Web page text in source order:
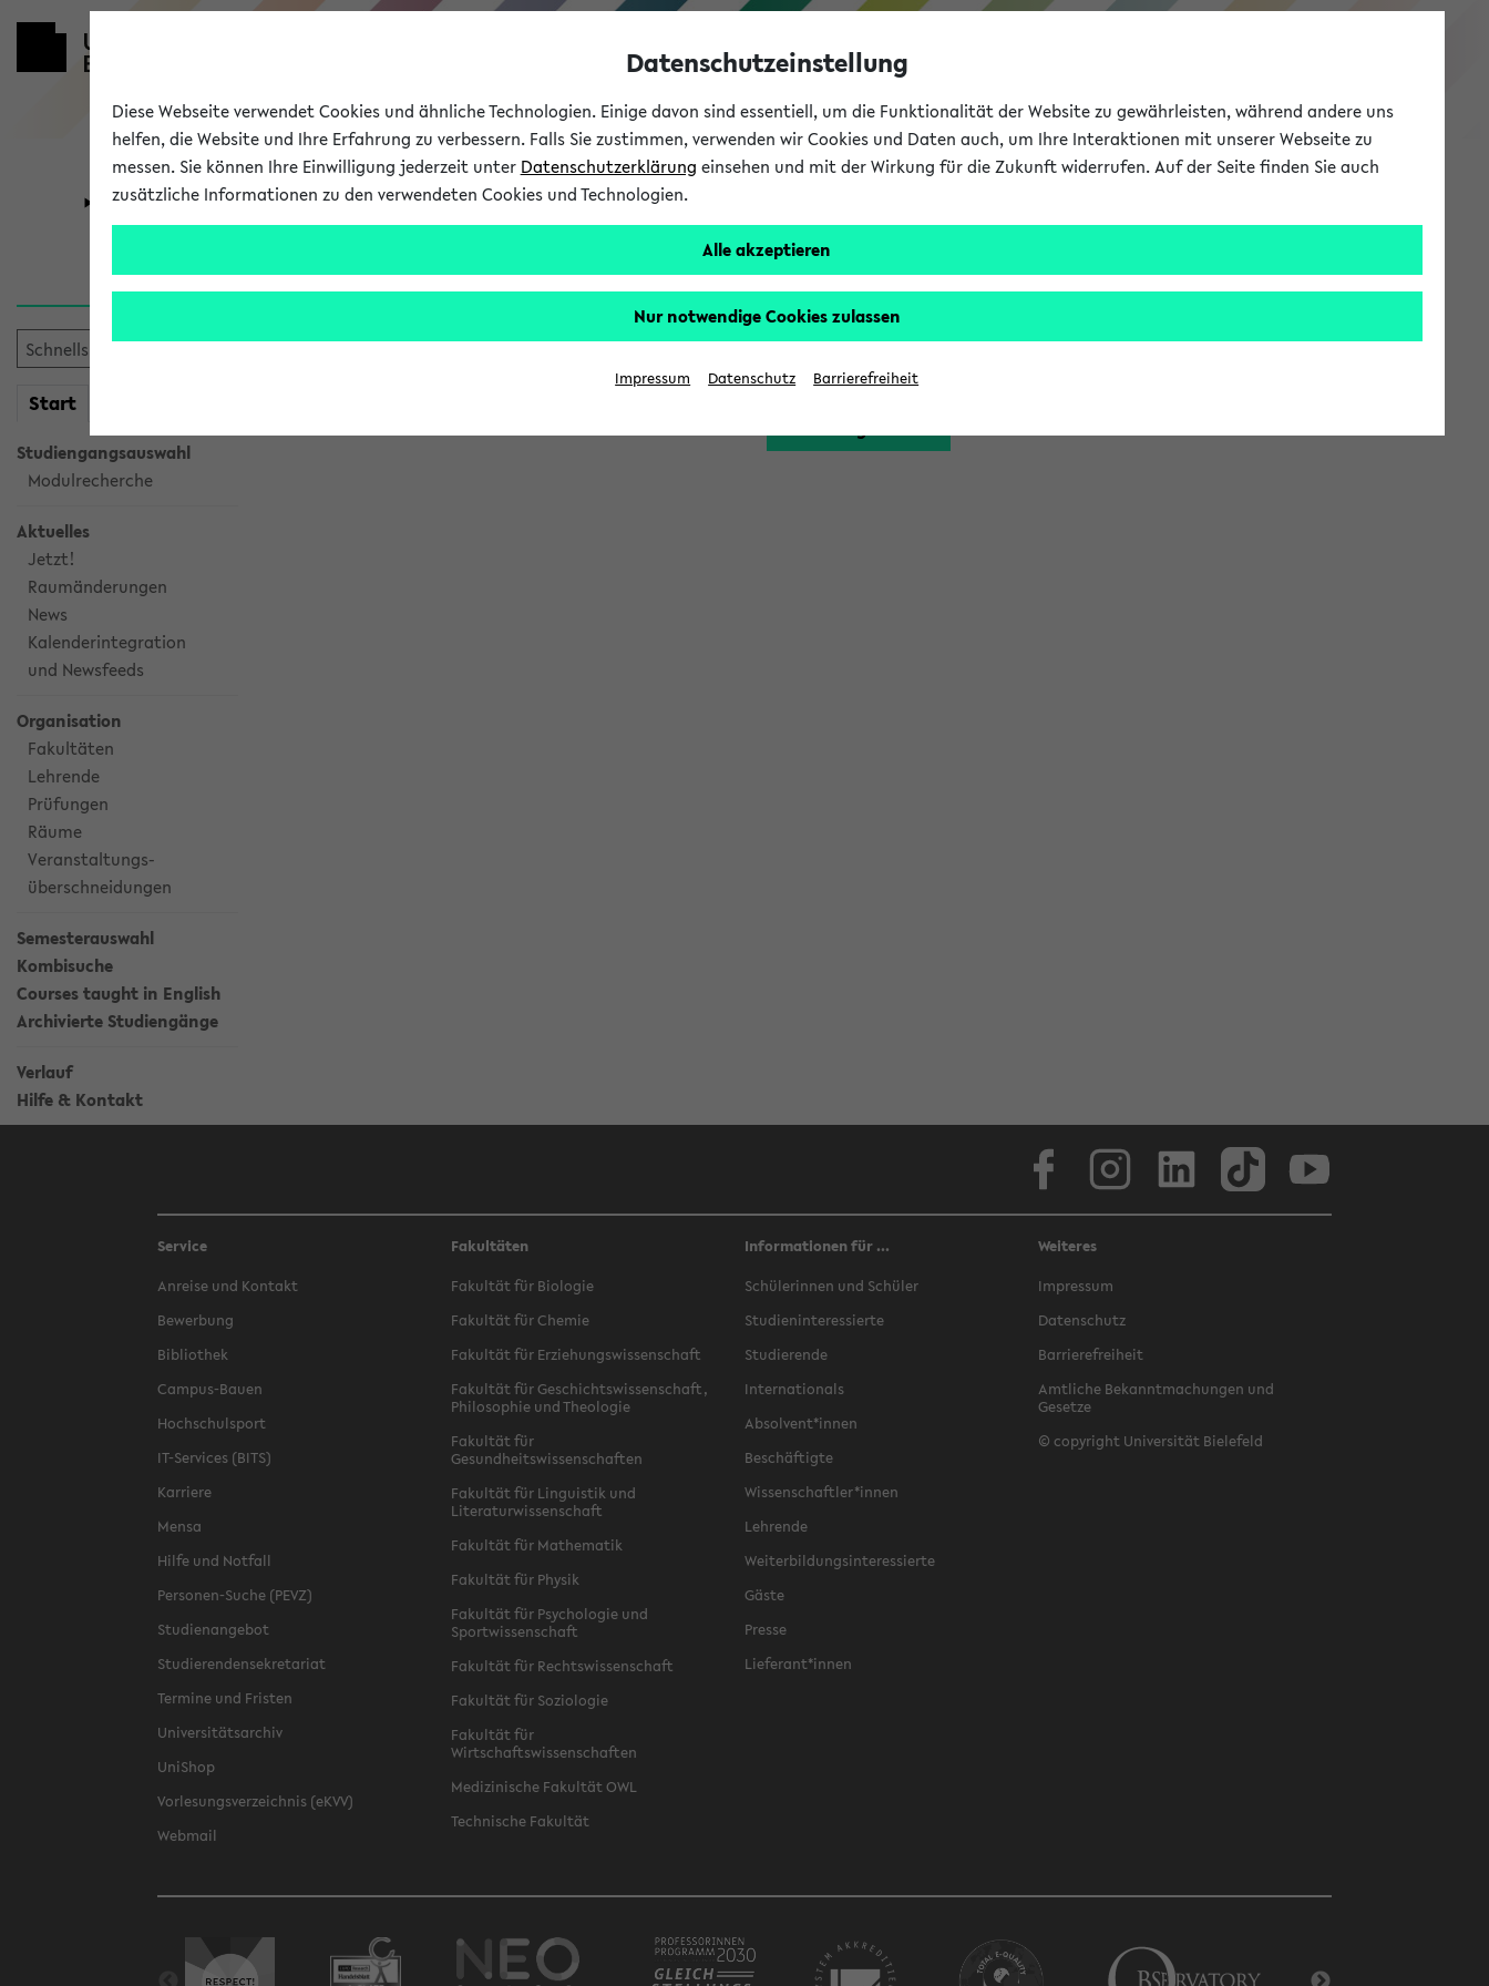
eKVV
Universität Forschung Studium
Start
Studiengangsauswahl
Modulrecherche
Aktuelles
Jetzt!
Raumänderungen
News
Kalenderintegration
und Newsfeeds
Organisation
Fakultäten
Lehrende
Prüfungen
Räume
Veranstaltungs-
überschneidungen
Semesterauswahl
Kombisuche
Courses taught in English
Archivierte Studiengänge
Verlauf
Hilfe & Kontakt
Sie möchten auf eine eKVV Funktion zugreifen, die Ihnen erst nach einer Anmeldung am System zur Verfügung steht.
Bitte melden Sie sich an:
Service
Anreise und Kontakt
Bewerbung
Bibliothek
Campus-Bauen
Hochschulsport
IT-Services (BITS)
Karriere
Mensa
Hilfe und Notfall
Personen-Suche (PEVZ)
Studienangebot
Studierendensekretariat
Termine und Fristen
Universitätsarchiv
UniShop
Vorlesungsverzeichnis (eKVV)
Webmail
Fakultäten
Fakultät für Biologie
Fakultät für Chemie
Fakultät für Erziehungswissenschaft
Fakultät für Geschichtswissenschaft,
Philosophie und Theologie
Fakultät für
Gesundheitswissenschaften
Fakultät für Linguistik und
Literaturwissenschaft
Fakultät für Mathematik
Fakultät für Physik
Fakultät für Psychologie und
Sportwissenschaft
Fakultät für Rechtswissenschaft
Fakultät für Soziologie
Fakultät für
Wirtschaftswissenschaften
Medizinische Fakultät OWL
Technische Fakultät
Informationen für ...
Schülerinnen und Schüler
Studieninteressierte
Studierende
Internationals
Absolvent*innen
Beschäftigte
Wissenschaftler*innen
Lehrende
Weiterbildungsinteressierte
Gäste
Presse
Lieferant*innen
Weiteres
Impressum
Datenschutz
Barrierefreiheit
Amtliche Bekanntmachungen und
Gesetze
© copyright Universität Bielefeld
Datenschutzeinstellung
Diese Webseite verwendet Cookies und ähnliche Technologien. Einige davon sind essentiell, um die Funktionalität der Website zu gewährleisten, während andere uns
helfen, die Website und Ihre Erfahrung zu verbessern. Falls Sie zustimmen, verwenden wir Cookies und Daten auch, um Ihre Interaktionen mit unserer Webseite zu
messen. Sie können Ihre Einwilligung jederzeit unter Datenschutzerklärung einsehen und mit der Wirkung für die Zukunft widerrufen. Auf der Seite finden Sie auch
zusätzliche Informationen zu den verwendeten Cookies und Technologien.
Alle akzeptieren
Nur notwendige Cookies zulassen
Impressum Datenschutz Barrierefreiheit